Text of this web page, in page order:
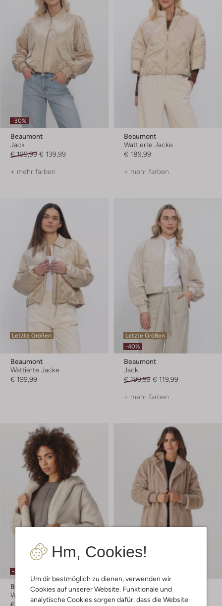
Hm, Cookies!
Um dir bestmöglich zu dienen, verwenden wir
Cookies auf unserer Website. Funktionale und
analytische Cookies sorgen dafür, dass die Website
-30%
Beaumont
Jack
€ 199,99 € 139,99
+ mehr farben
Beaumont
Wattierte Jacke
€ 189,99
+ mehr farben
Letzte Größen
Beaumont
Wattierte Jacke
€ 199,99
Letzte Größen
-40%
Beaumont
Jack
€ 199,99 € 119,99
+ mehr farben
-20%
Beaumont
Wattierte Jacke
Beaumont